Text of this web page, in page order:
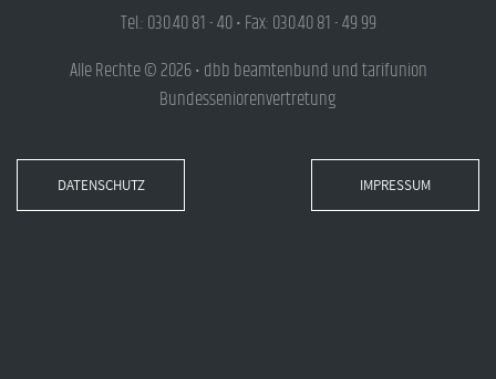
Tel.: 030.40 81 - 40 • Fax: 030.40 81 - 49 99
Alle Rechte © 2026 • dbb beamtenbund und tarifunion
Bundesseniorenvertretung
DATENSCHUTZ IMPRESSUM